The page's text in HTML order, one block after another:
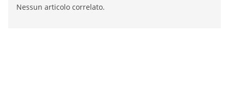
Nessun articolo correlato.